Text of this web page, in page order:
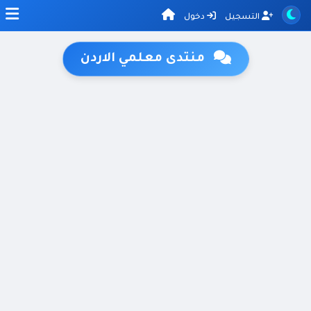
التسجيل دخول
منتدى معلمي الاردن